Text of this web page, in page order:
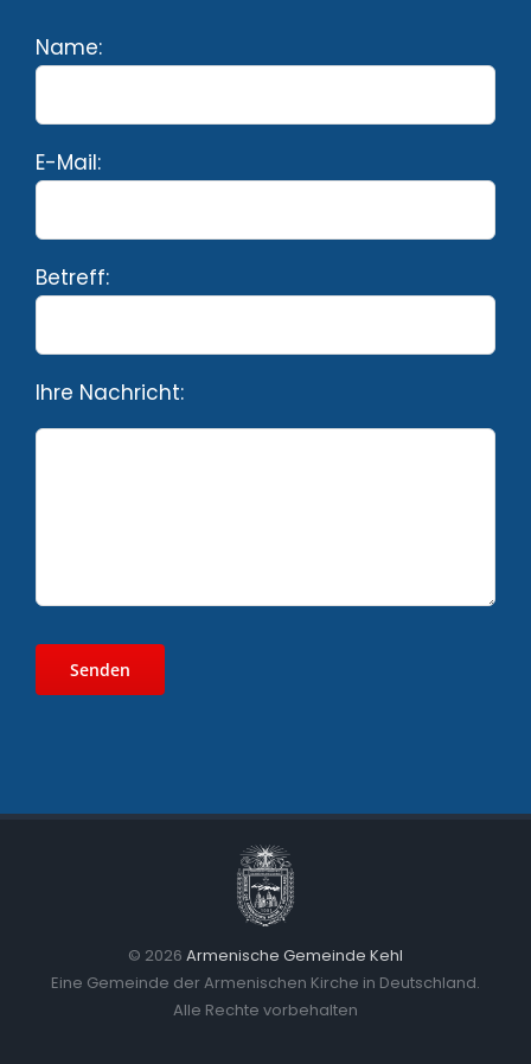
Name:
E-Mail:
Betreff:
Ihre Nachricht:
© 2026 Armenische Gemeinde Kehl
Eine Gemeinde der Armenischen Kirche in Deutschland.
Alle Rechte vorbehalten